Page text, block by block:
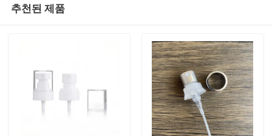
추천된 제품